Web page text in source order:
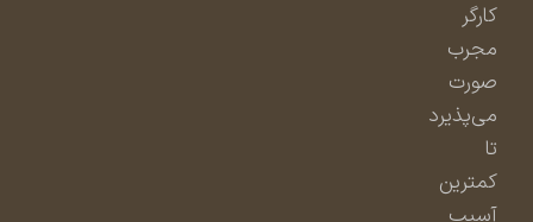
مجرب
صورت
می‌پذیرد
کمترین
آسیب